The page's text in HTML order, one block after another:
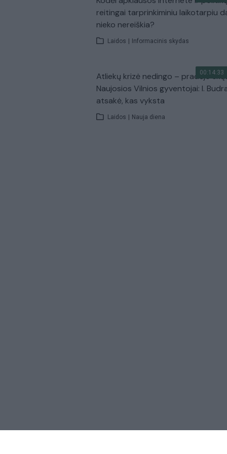
reitingai tarprinkiminiu laikotarpiu
nieko nereiškia?
Laidos | Informacinis skydas
00:14:33
Atliekų krizė nedingo – pradėjo
Naujosios Vilnios gyventojai: I.
atsakė, kas vyksta
Laidos | Nauja diena